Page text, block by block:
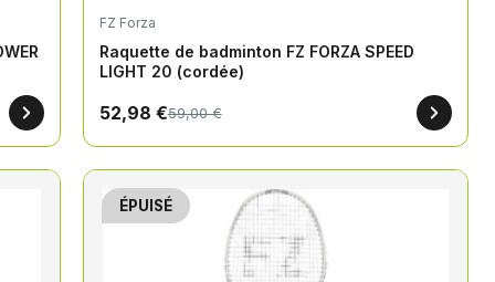
FZ Forza
Raquette de badminton FZ FORZA SPEED
LIGHT 20 (cordée)
52,98 €59,00 €
ÉPUISÉ